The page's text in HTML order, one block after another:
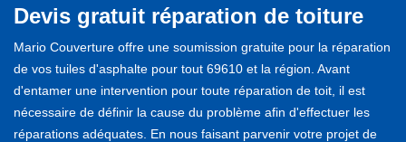
Devis gratuit réparation de toiture
Mario Couverture offre une soumission gratuite pour la réparation
de vos tuiles d'asphalte pour tout 69610 et la région. Avant
d'entamer une intervention pour toute réparation de toit, il est
nécessaire de définir la cause du problème afin d'effectuer les
réparations adéquates. En nous faisant parvenir votre projet de